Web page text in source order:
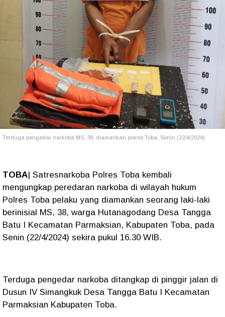
Terduga pengedar narkoba MS, 38, diamankan polres Toba, Senin (22/4/2024).
TOBA| Satresnarkoba Polres Toba kembali
mengungkap peredaran narkoba di wilayah hukum
Polres Toba pelaku yang diamankan seorang laki-laki
berinisial MS, 38, warga Hutanagodang Desa Tangga
Batu I Kecamatan Parmaksian, Kabupaten Toba, pada
Senin (22/4/2024) sekira pukul 16.30 WIB.
Terduga pengedar narkoba ditangkap di pinggir jalan di
Dusun IV Simangkuk Desa Tangga Batu I Kecamatan
Parmaksian Kabupaten Toba.